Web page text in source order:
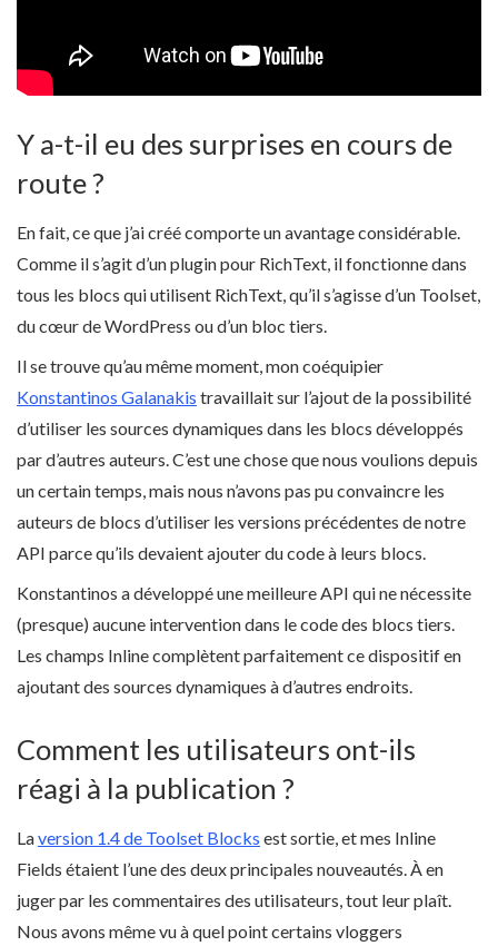
Y a-t-il eu des surprises en cours de
route ?
En fait, ce que j’ai créé comporte un avantage considérable.
Comme il s’agit d’un plugin pour RichText, il fonctionne dans
tous les blocs qui utilisent RichText, qu’il s’agisse d’un Toolset,
du cœur de WordPress ou d’un bloc tiers.
Il se trouve qu’au même moment, mon coéquipier
Konstantinos Galanakis travaillait sur l’ajout de la possibilité
d’utiliser les sources dynamiques dans les blocs développés
par d’autres auteurs. C’est une chose que nous voulions depuis
un certain temps, mais nous n’avons pas pu convaincre les
auteurs de blocs d’utiliser les versions précédentes de notre
API parce qu’ils devaient ajouter du code à leurs blocs.
Konstantinos a développé une meilleure API qui ne nécessite
(presque) aucune intervention dans le code des blocs tiers.
Les champs Inline complètent parfaitement ce dispositif en
ajoutant des sources dynamiques à d’autres endroits.
Comment les utilisateurs ont-ils
réagi à la publication ?
Laversion 1.4 de Toolset Blocks est sortie, et mes Inline
Fields étaient l’une des deux principales nouveautés. À en
juger par les commentaires des utilisateurs, tout leur plaît.
Nous avons même vu à quel point certains vloggers